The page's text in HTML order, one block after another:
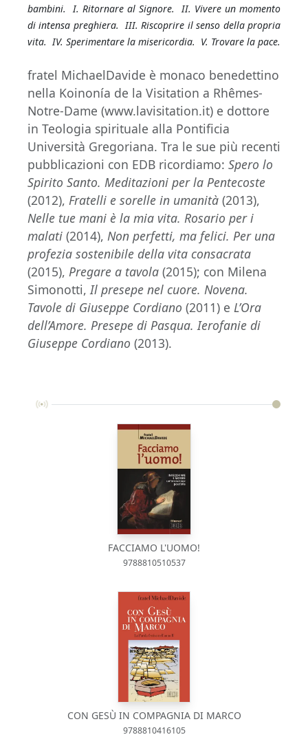
bambini. I. Ritornare al Signore. II. Vivere un momento
di intensa preghiera. III. Riscoprire il senso della propria
vita. IV. Sperimentare la misericordia. V. Trovare la pace.
fratel MichaelDavide è monaco benedettino
nella Koinonía de la Visitation a Rhêmes-
Notre-Dame (www.lavisitation.it) e dottore
in Teologia spirituale alla Pontificia
Università Gregoriana. Tra le sue più recenti
pubblicazioni con EDB ricordiamo: Spero lo
Spirito Santo. Meditazioni per la Pentecoste
(2012), Fratelli e sorelle in umanità (2013),
Nelle tue mani è la mia vita. Rosario per i
malati (2014), Non perfetti, ma felici. Per una
profezia sostenibile della vita consacrata
(2015), Pregare a tavola (2015); con Milena
Simonotti, Il presepe nel cuore. Novena.
Tavole di Giuseppe Cordiano (2011) e L’Ora
dell’Amore. Presepe di Pasqua. Ierofanie di
Giuseppe Cordiano (2013).
FACCIAMO L'UOMO!
9788810510537
CON GESÙ IN COMPAGNIA DI MARCO
9788810416105